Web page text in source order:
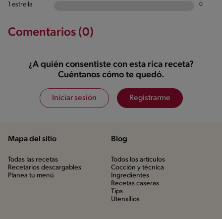
1 estrella 0
Comentarios (0)
¿A quién consentiste con esta rica receta?
Cuéntanos cómo te quedó.
Iniciar sesión Registrarme
Mapa del sitio
Todas las recetas
Recetarios descargables
Planea tu menú
Blog
Todos los artículos
Cocción y técnica
Ingredientes
Recetas caseras
Tips
Utensílios